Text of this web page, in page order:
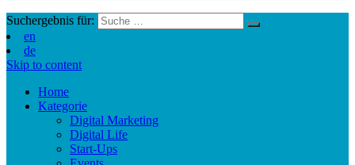
Suchergebnis für:
en
de
Skip to content
Home
Kategorie
Digital Marketing
Digital Life
Start-Ups